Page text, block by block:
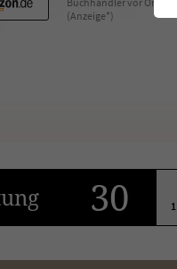
(Anzeige*)
30
1